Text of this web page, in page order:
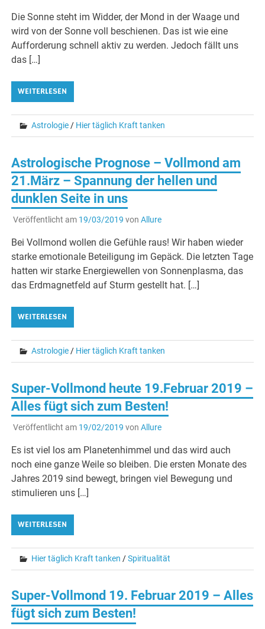
Die Sonne steht im Widder, der Mond in der Waage und
wird von der Sonne voll beschienen. Das ist wie eine
Aufforderung schnell aktiv zu werden. Jedoch fällt uns
das […]
WEITERLESEN
Astrologie/ Hier täglich Kraft tanken
Astrologische Prognose – Vollmond am
21.März – Spannung der hellen und
dunklen Seite in uns
Veröffentlicht am 19/03/2019 von Allure
Bei Vollmond wollen die Gefühle raus! Wir haben wieder
starke emotionale Beteiligung im Gepäck. Die letzten Tage
hatten wir starke Energiewellen von Sonnenplasma, das
das Erdmagnetfeld auf Sturm gestellt hat. […]
WEITERLESEN
Astrologie / Hier täglich Kraft tanken
Super-Vollmond heute 19.Februar 2019 –
Alles fügt sich zum Besten!
Veröffentlicht am 19/02/2019 von Allure
Es ist viel los am Planetenhimmel und das wird auch
noch eine ganze Weile so bleiben. Die ersten Monate des
Jahres 2019 sind bewegt, bringen viel Bewegung und
stimulieren uns […]
WEITERLESEN
Hier täglich Kraft tanken /Spiritualität
Super-Vollmond 19. Februar 2019 – Alles
fügt sich zum Besten!